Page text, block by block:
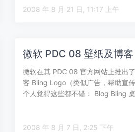
2008 年 8 月 21 日, 11:17 上午
微软 PDC 08 壁纸及博
微软在其 PDC 08 官方网站上推出
客 Bling Logo（类似广告，帮助宣
个人觉得这些都不错： Blog Bling
2008 年 8 月 7 日, 2:25 下午